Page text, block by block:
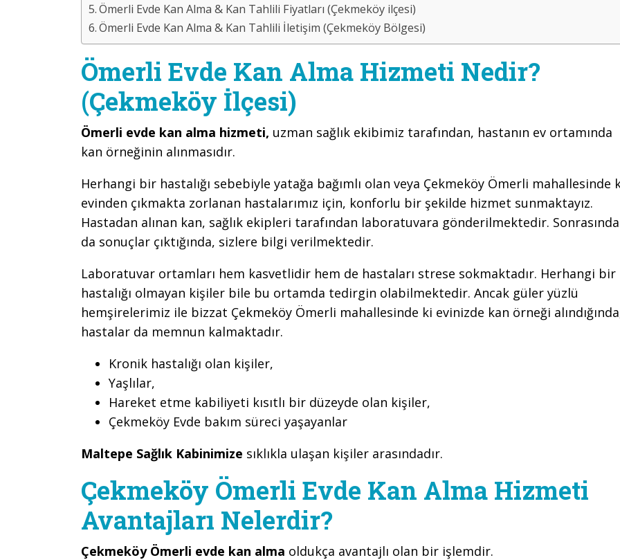
Ömerli Evde Kan Alma & Kan Tahlili Fiyatları (Çekmeköy ilçesi)
Ömerli Evde Kan Alma & Kan Tahlili İletişim (Çekmeköy Bölgesi)
Ömerli Evde Kan Alma Hizmeti Nedir?
(Çekmeköy İlçesi)
Ömerli evde kan alma hizmeti, uzman sağlık ekibimiz tarafından, hastanın ev ortamında
kan örneğinin alınmasıdır.
Herhangi bir hastalığı sebebiyle yatağa bağımlı olan veya Çekmeköy Ömerli mahallesinde
evinden çıkmakta zorlanan hastalarımız için, konforlu bir şekilde hizmet sunmaktayız.
Hastadan alınan kan, sağlık ekipleri tarafından laboratuvara gönderilmektedir. Sonrasında
da sonuçlar çıktığında, sizlere bilgi verilmektedir.
Laboratuvar ortamları hem kasvetlidir hem de hastaları strese sokmaktadır. Herhangi bir
hastalığı olmayan kişiler bile bu ortamda tedirgin olabilmektedir. Ancak güler yüzlü
hemşirelerimiz ile bizzat Çekmeköy Ömerli mahallesinde ki evinizde kan örneği
hastalar da memnun kalmaktadır.
Kronik hastalığı olan kişiler,
Yaşlılar,
Hareket etme kabiliyeti kısıtlı bir düzeyde olan kişiler,
Çekmeköy Evde bakım süreci yaşayanlar
Maltepe Sağlık Kabinimize sıklıkla ulaşan kişiler arasındadır.
Çekmeköy Ömerli Evde Kan Alma Hizmeti
Avantajları Nelerdir?
Çekmeköy Ömerli evde kan alma oldukça avantajlı olan bir işlemdir.